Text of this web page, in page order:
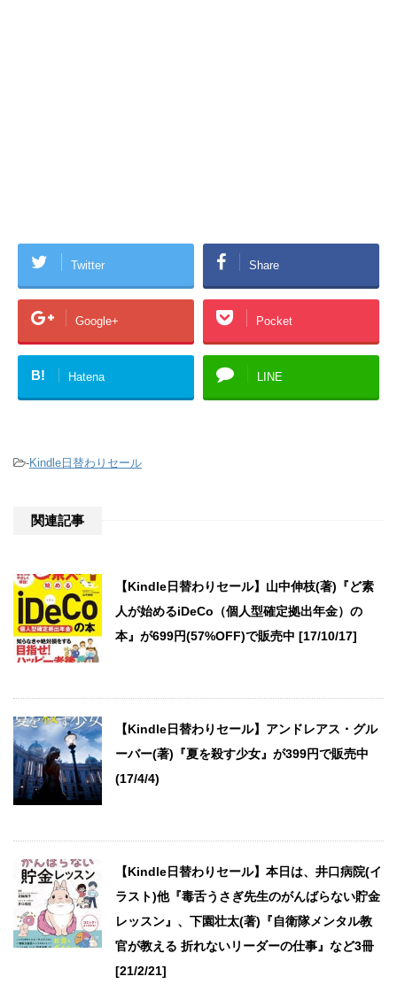
Twitter Share
Google+ Pocket
B! Hatena LINE
-Kindle日替わりセール
関連記事
【Kindle日替わりセール】山中伸枝(著)『ど素
人が始めるiDeCo（個人型確定拠出年金）の
本』が699円(57%OFF)で販売中 [17/10/17]
【Kindle日替わりセール】アンドレアス・グル
ーバー(著)『夏を殺す少女』が399円で販売中
(17/4/4)
【Kindle日替わりセール】本日は、井口病院(イ
ラスト)他『毒舌うさぎ先生のがんばらない貯金
レッスン』、下園壮太(著)『自衛隊メンタル教
官が教える 折れないリーダーの仕事』など3冊
[21/2/21]